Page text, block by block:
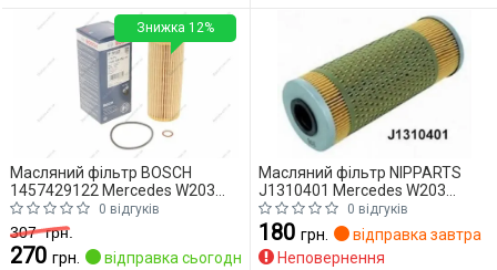
Масляний фільтр BOSCH
1457429122 Mercedes W203
(CLASS-C)
0 відгуків
307грн.
270 грн. відправка сьогодні
Знижка 12%
Масляний фільтр NIPPARTS
J1310401 Mercedes W203
(CLASS-C)
0 відгуків
180 грн.
відправка завтра
Неповернення